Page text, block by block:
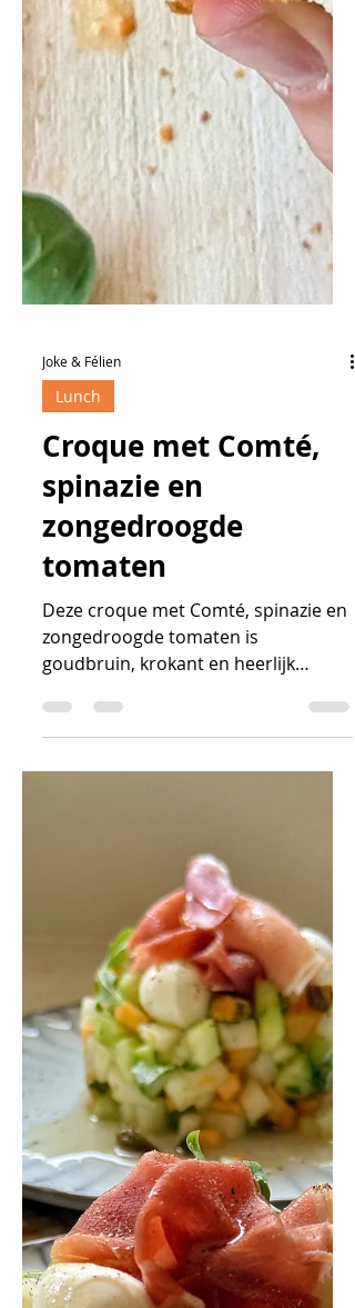
Joke & Félien
Lunch
Croque met Comté,
spinazie en
zongedroogde
Deze croque met Comté, spinazie en